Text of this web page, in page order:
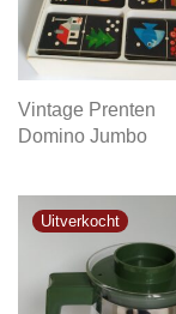
Vintage Prenten
Domino Jumbo